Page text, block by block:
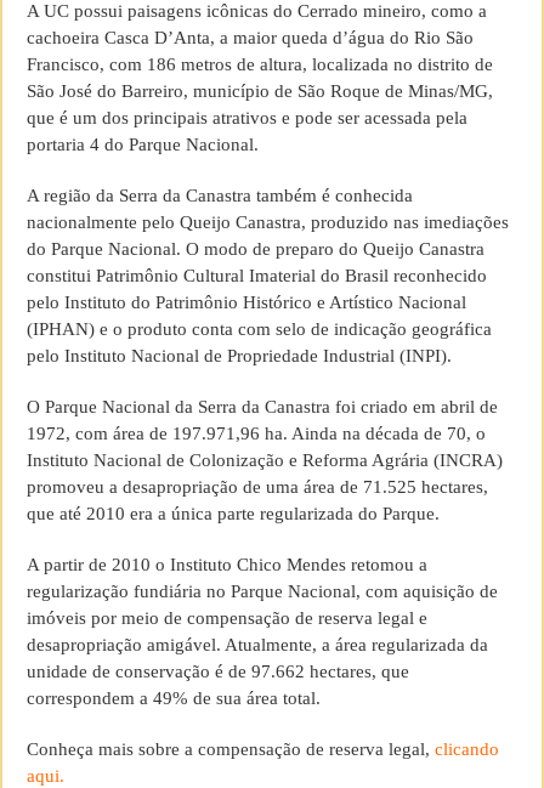
A UC possui paisagens icônicas do Cerrado mineiro, como a
cachoeira Casca D’Anta, a maior queda d’água do Rio São
Francisco, com 186 metros de altura, localizada no distrito de
São José do Barreiro, município de São Roque de Minas/MG,
que é um dos principais atrativos e pode ser acessada pela
portaria 4 do Parque Nacional.
A região da Serra da Canastra também é conhecida
nacionalmente pelo Queijo Canastra, produzido nas imediações
do Parque Nacional. O modo de preparo do Queijo Canastra
constitui Patrimônio Cultural Imaterial do Brasil reconhecido
pelo Instituto do Patrimônio Histórico e Artístico Nacional
(IPHAN) e o produto conta com selo de indicação geográfica
pelo Instituto Nacional de Propriedade Industrial (INPI).
O Parque Nacional da Serra da Canastra foi criado em abril de
1972, com área de 197.971,96 ha. Ainda na década de 70, o
Instituto Nacional de Colonização e Reforma Agrária (INCRA)
promoveu a desapropriação de uma área de 71.525 hectares,
que até 2010 era a única parte regularizada do Parque.
A partir de 2010 o Instituto Chico Mendes retomou a
regularização fundiária no Parque Nacional, com aquisição de
imóveis por meio de compensação de reserva legal e
desapropriação amigável. Atualmente, a área regularizada da
unidade de conservação é de 97.662 hectares, que
correspondem a 49% de sua área total.
Conheça mais sobre a compensação de reserva legal,clicando
aqui.